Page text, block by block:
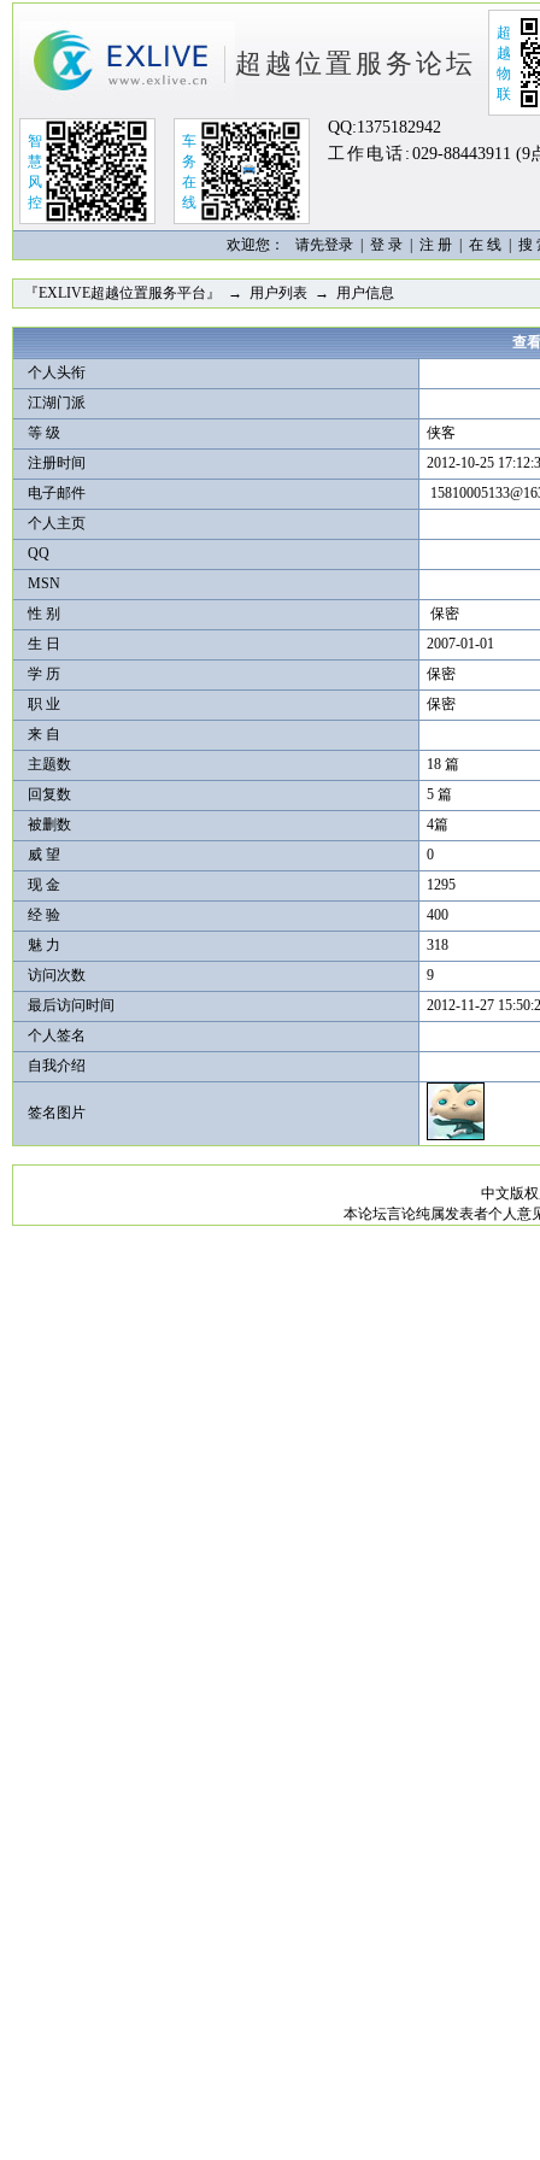
超越位置服务论坛
超
越
物
联
智
慧
风
控
车
务
在
线
QQ:1375182942
工作电话: 029-88443911 (9
欢迎您： 请先登录 | 登 录 注 册 在 线 搜
『EXLIVE超越位置服务平台』 → 用户列表→ 用户信息
查
个人头衔
江湖门派
等 级
侠客
注册时间
2012-10-25
电子邮件
个人主页
QQ
MSN
性 别
保密
生 日
2007-01-01
学 历
保密
职 业
保密
来 自
主题数
18 篇
回复数
5 篇
被删数
4篇
威 望
0
现 金
1295
经 验
400
魅 力
318
访问次数
9
最后访问时间
2012-11-27
个人签名
自我介绍
签名图片
中文版
本论坛言论纯属发表者个人意